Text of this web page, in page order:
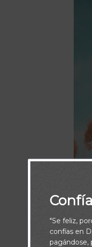
"Se feliz,
confías en
pagándose,